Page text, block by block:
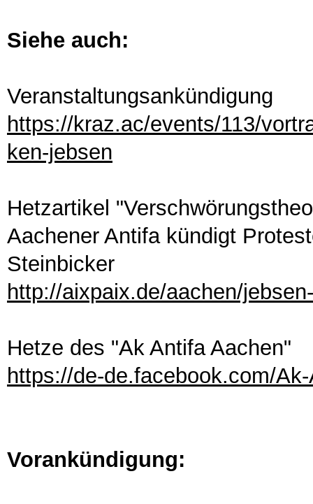
Siehe auch:
Veranstaltungsankündigung
https://kraz.ac/events/113/
ken-jebsen
Hetzartikel
Aachener Antifa kündigt
Steinbicker
http://aixpaix.de/aachen/
Hetze des "Ak Antifa Aachen"
https://de-de.facebook.com/
Vorankündigung: